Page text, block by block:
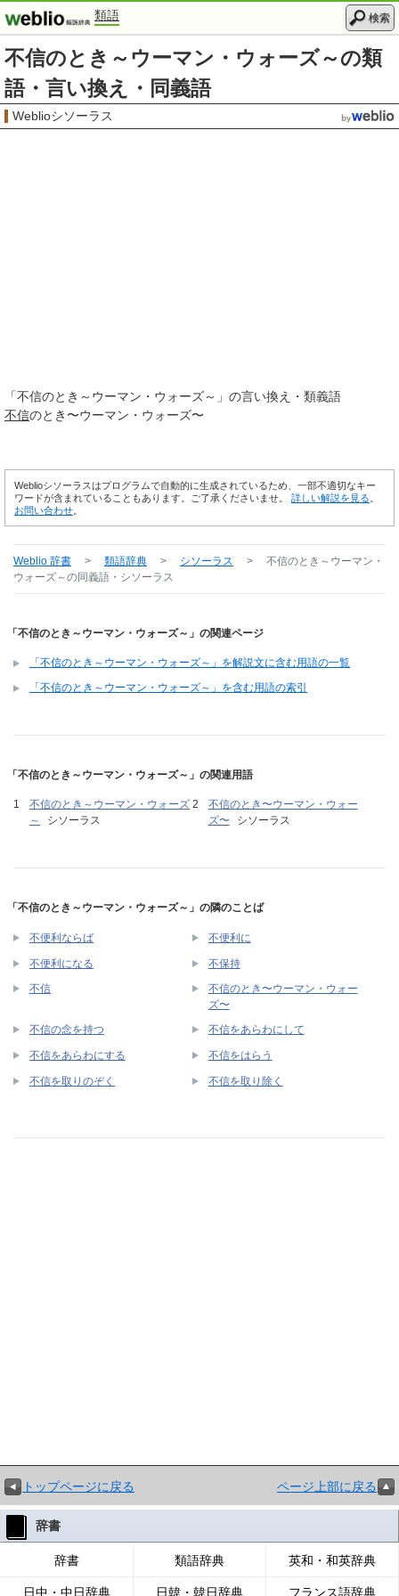
類語 検索
不信のとき～ウーマン・ウォーズ～の類
語・言い換え・同義語
Weblioシソーラス
「不信のとき～ウーマン・ウォーズ～ 」の言い換え・類義語
不信のとき〜ウーマン・ウォーズ〜
Weblioシソーラスはプログラムで自動的に生成されているため、一部不適切なキー
ワードが含まれていることもあります。ご了承くださいませ。 詳しい解説を見る
お問い合わせ
Weblio 辞書 > 類語辞典 > シソーラス >
不信のとき～ウーマン・
ウォーズ～の同義語・シソーラス
「不信のとき～ウーマン・ウォーズ～」の関連ページ
「不信のとき～ウーマン・ウォーズ～」を解説文に含む用語の一覧
「不信のとき～ウーマン・ウォーズ～」を含む用語の索引
「不信のとき～ウーマン・ウォーズ～」の関連用語
不信のとき～ウーマン・ウォーズ
～
シソーラス
不信のとき〜ウーマン・ウォー
ズ〜
シソーラス
「不信のとき～ウーマン・ウォーズ～」の隣のことば
不便利ならば 不便利に
不便利になる 不保持
不信
不信のとき〜ウーマン・ウォー
ズ〜
不信の念を持つ 不信をあらわにして
不信をあらわにする 不信をはらう
不信を取りのぞく 不信を取り除く
トップページに戻る ページ上部に戻る
辞書
辞書 類語辞典 英和・和英辞典
日中・中日辞典 日韓・韓日辞典 フランス語辞典